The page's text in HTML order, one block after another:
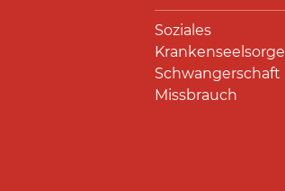
Soziales
Krankenseelsorge
Schwangerschaft
Missbrauch